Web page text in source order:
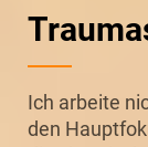
Ich arbeite
den